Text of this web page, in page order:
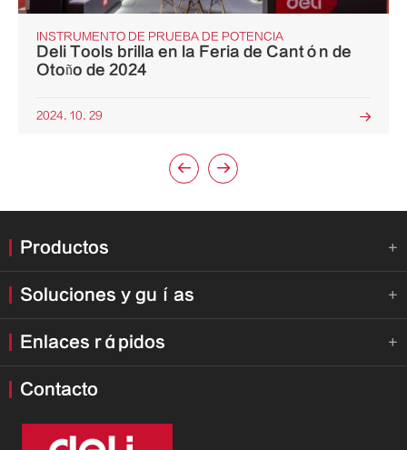
INSTRUMENTO DE PRUEBA DE POTENCIA
Deli Tools brilla en la Feria de Cantón de
Otoño de 2024
2024. 10. 29 
 
Productos 
Soluciones y guías 
Enlaces rápidos 
Contacto